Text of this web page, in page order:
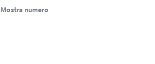
Mostra numero